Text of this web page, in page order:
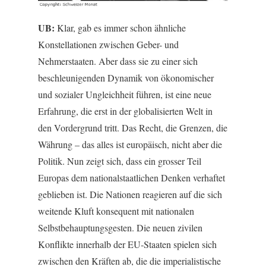
UB: Klar, gab es immer schon ähnliche
Konstellationen zwischen Geber- und
Nehmerstaaten. Aber dass sie zu einer sich
beschleunigenden Dynamik von ökonomischer
und sozialer Ungleichheit führen, ist eine neue
Erfahrung, die erst in der globalisierten Welt in
den Vordergrund tritt. Das Recht, die Grenzen, die
Währung – das alles ist europäisch, nicht aber die
Politik. Nun zeigt sich, dass ein grosser Teil
Europas dem nationalstaatlichen Denken verhaftet
geblieben ist. Die Nationen reagieren auf die sich
weitende Kluft konsequent mit nationalen
Selbstbehauptungsgesten. Die neuen zivilen
Konflikte innerhalb der EU-Staaten spielen sich
zwischen den Kräften ab, die die imperialistische